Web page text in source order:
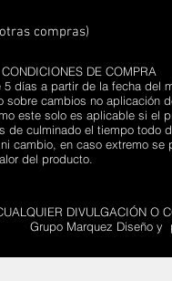
compras)
DIVULGACIÓN O
Grupo Marquez Diseño
DE COMPRA
días a partir de la fecha del
sobre cambios no aplicación
este solo es aplicable si el
de culminado el tiempo todo
cambio, en caso extremo se
del producto.